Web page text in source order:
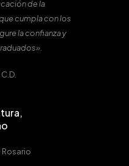
de la
cumpla con los
la confianza y